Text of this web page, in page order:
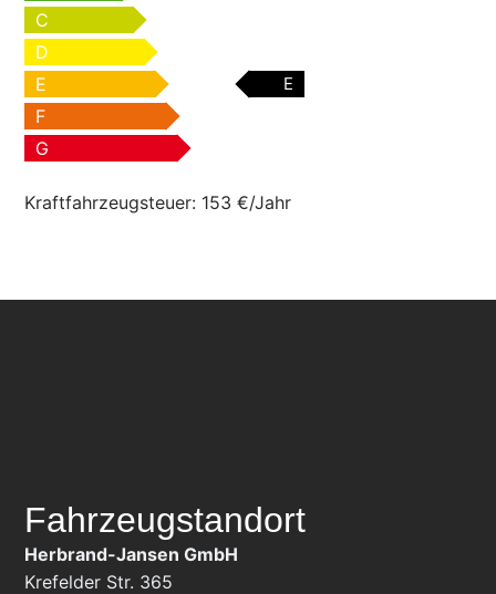
C
D
E
E
F
G
Kraftfahrzeugsteuer: 153 €/Jahr
Fahrzeugstandort
Herbrand-Jansen GmbH
Krefelder Str. 365